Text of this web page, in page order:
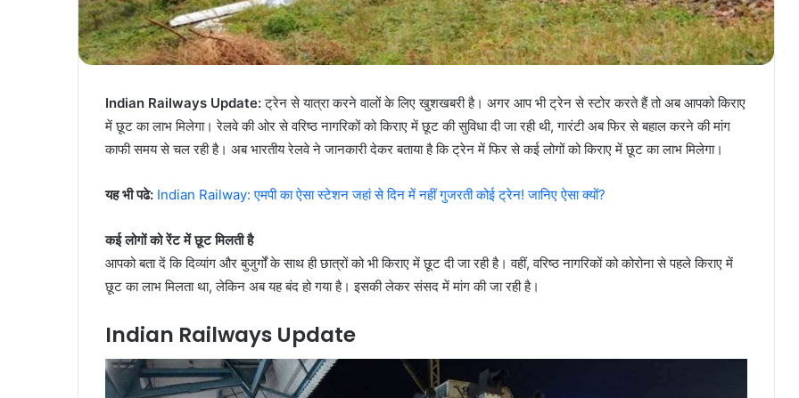
Indian Railways Update:ट्रेन से यात्रा करने वालों के लिए खुशखबरी है। अगर आप भी ट्रेन से स्टोर करते हैं तो अब आपको किराए
में छूट का लाभ मिलेगा। रेलवे की ओर से वरिष्ठ नागरिकों को किराए में छूट की सुविधा दी जा रही थी, गारंटी अब फिर से बहाल करने की मांग
काफी समय से चल रही है। अब भारतीय रेलवे ने जानकारी देकर बताया है कि ट्रेन में फिर से कई लोगों को किराए में छूट का लाभ मिलेगा।
यह भी पढे: Indian Railway: एमपी का ऐसा स्टेशन जहां से दिन में नहीं गुजरती कोई ट्रेन! जानिए ऐसा क्यों?
कई लोगों को रेंट में छूट मिलती है
आपको बता दें कि दिव्यांग और बुजुर्गों के साथ ही छात्रों को भी किराए में छूट दी जा रही है। वहीं, वरिष्ठ नागरिकों को कोरोना से पहले किराए में
छूट का लाभ मिलता था, लेकिन अब यह बंद हो गया है। इसकी लेकर संसद में मांग की जा रही है।
Indian Railways Update